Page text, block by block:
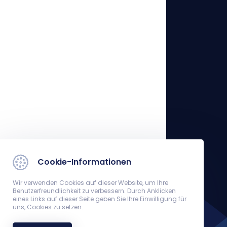
Cookie-Informationen
Wir verwenden Cookies auf dieser Website, um Ihre
Benutzerfreundlichkeit zu verbessern. Durch Anklicken
eines Links auf dieser Seite geben Sie Ihre Einwilligung für
uns, Cookies zu setzen.